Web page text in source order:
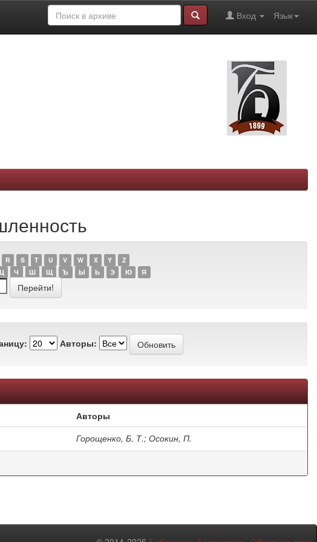
Язык
Вход
R S T U V W X Y
Z
Ц Ч Ш Щ Ъ Ы Ь Э Ю Я
Авторы:
Авторы
Горощенко, Б. Т.; Осокин, П.